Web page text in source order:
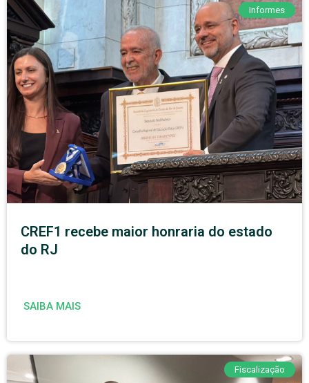
Informes
CREF1 recebe maior honraria do estado
do RJ
SAIBA MAIS
Fiscalização